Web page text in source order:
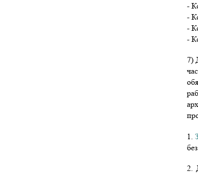
-
-
-
-
7)
1.
2.